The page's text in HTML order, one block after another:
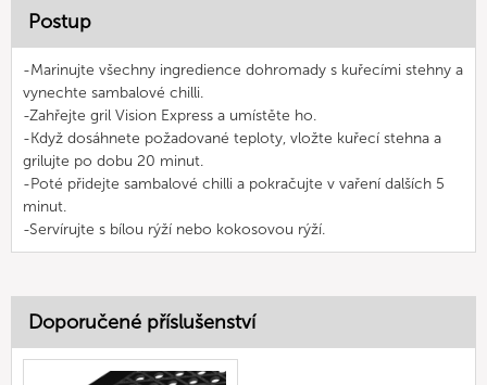
Postup
-Marinujte všechny ingredience dohromady s kuřecími stehny a
vynechte sambalové chilli.
-Zahřejte gril Vision Express a umístěte ho.
-Když dosáhnete požadované teploty, vložte kuřecí stehna a
grilujte po dobu 20 minut.
-Poté přidejte sambalové chilli a pokračujte v vaření dalších 5
minut.
-Servírujte s bílou rýží nebo kokosovou rýží.
Doporučené příslušenství